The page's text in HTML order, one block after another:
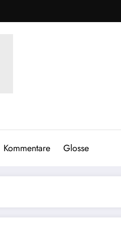
Kommentare Glosse